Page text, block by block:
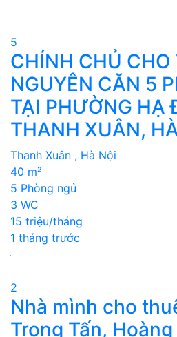
5
CHÍNH CHỦ CHO
NGUYÊN CĂN 5
TẠI PHƯỜNG HẠ
THANH XUÂN,
Thanh Xuân , Hà Nội
40 m²
5 Phòng ngủ
3 WC
15 triệu/tháng
1 tháng trước
2
Nhà mình cho
Trọng Tấn,